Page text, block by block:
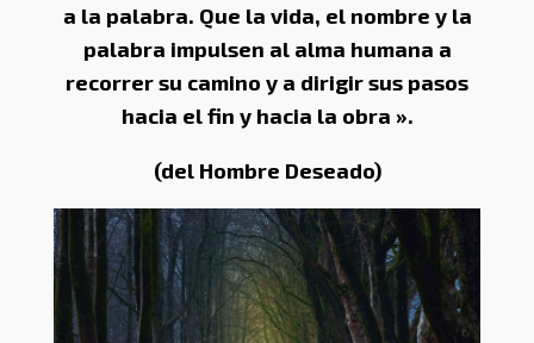
a la palabra. Que la vida, el nombre y la
palabra impulsen al alma humana a
recorrer su camino y a dirigir sus pasos
hacia el fin y hacia la obra ».
(del Hombre Deseado)